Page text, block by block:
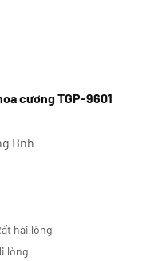
cương TGP-9601
Bnh
hài lòng
lòng